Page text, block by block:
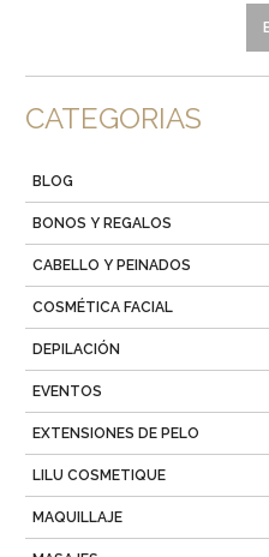
CATEGORIAS
BLOG
BONOS Y REGALOS
CABELLO Y PEINADOS
COSMÉTICA FACIAL
DEPILACIÓN
EVENTOS
EXTENSIONES DE PELO
LILU COSMETIQUE
MAQUILLAJE